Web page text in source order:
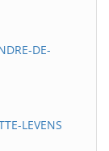
DE-
LEVENS